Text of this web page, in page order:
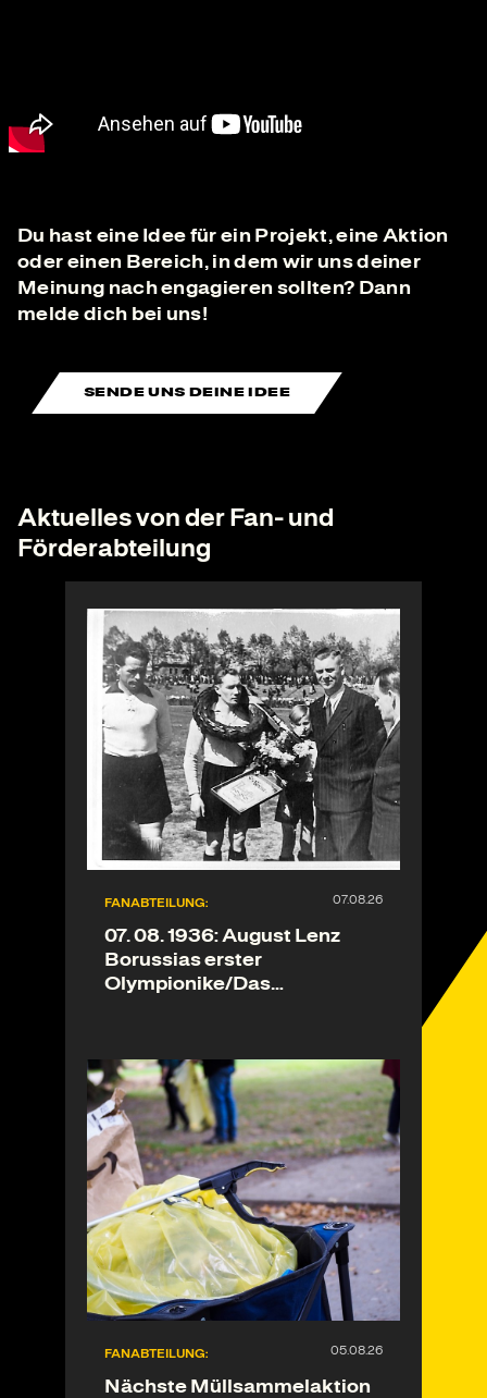
Du hast eine Idee für ein Projekt, eine Aktion
oder einen Bereich, in dem wir uns deiner
Meinung nach engagieren sollten? Dann
melde dich bei uns!
SENDE UNS DEINE IDEE
Aktuelles von der Fan- und
Förderabteilung
FANABTEILUNG:
07. 08. 1936: August Lenz
Borussias erster
Olympionike/Das
FANABTEILUNG:
Nächste Müllsammelaktion